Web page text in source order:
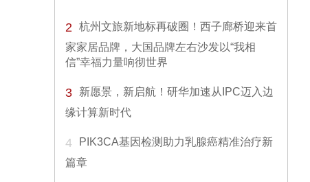
2 杭州文旅新地标再破圈！西子廊桥迎来首
家家居品牌，大国品牌左右沙发以“我相
信”幸福力量响彻世界
3
新愿景，新启航！研华加速从IPC迈入边
缘计算新时代
4
PIK3CA基因检测助力乳腺癌精准治疗新
篇章